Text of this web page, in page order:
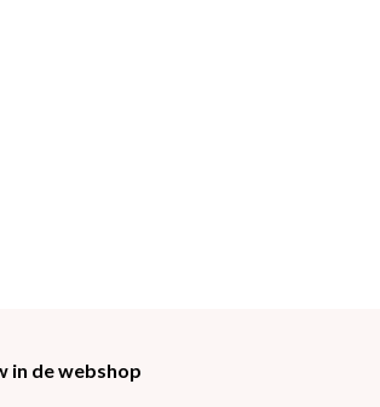
in de webshop